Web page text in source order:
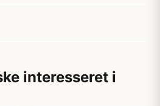
interesseret i